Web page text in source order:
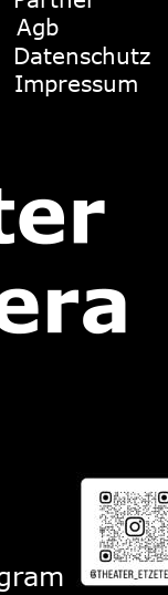
Agb
Datenschutz
Impressum